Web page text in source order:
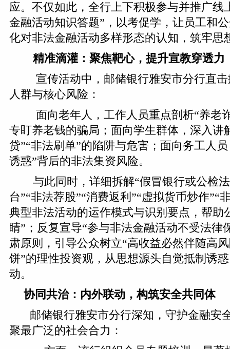
应。不仅如此，全行上下积极参与并推广线
金融活动知识答题”，以考促学，让员工和
化对非法金融活动多样形态的认知，筑牢思
精准滴灌：聚焦靶心，提升宣教穿透力
宣传活动中，邮储银行雅安市分行直
人群与核心风险：
面向老年人，工作人员重点剖析“养老
专盯养老钱的骗局；面向学生群体，深入讲
贷”“非法刷单”的陷阱与危害；面向务工人
诱惑”背后的非法集资风险。
与此同时，详细拆解“假冒银行或公检
台”“非法荐股”“消费返利”“虚拟货币炒作”“
典型非法活动的运作模式与识别要点，帮助
睛”；反复宣导“参与非法金融活动不受法律
肃原则，引导公众树立“高收益必然伴随高
饼”的理性投资观，从思想源头自觉抵制诱
动。
协同共治：内外联动，构筑安全共同体
邮储银行雅安市分行深知，守护金融安
聚最广泛的社会合力：